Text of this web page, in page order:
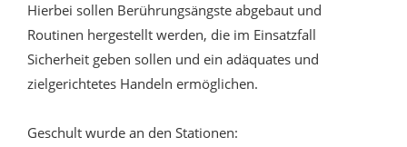
Hierbei sollen Berührungsängste abgebaut und
Routinen hergestellt werden, die im Einsatzfall
Sicherheit geben sollen und ein adäquates und
zielgerichtetes Handeln ermöglichen.
Geschult wurde an den Stationen: